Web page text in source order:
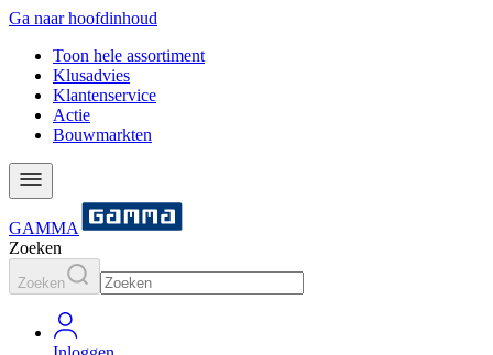
Ga naar hoofdinhoud
Toon hele assortiment
Klusadvies
Klantenservice
Actie
Bouwmarkten
GAMMA
Zoeken
Zoeken